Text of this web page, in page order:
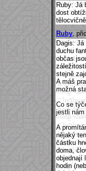
Ruby: Já
dost
Ruby ,
Dagis: Já
duchu
občas
stejně
A máš
možná
Co se
jestli nám
A
nějaký
částku
doma,
objednají
hodin